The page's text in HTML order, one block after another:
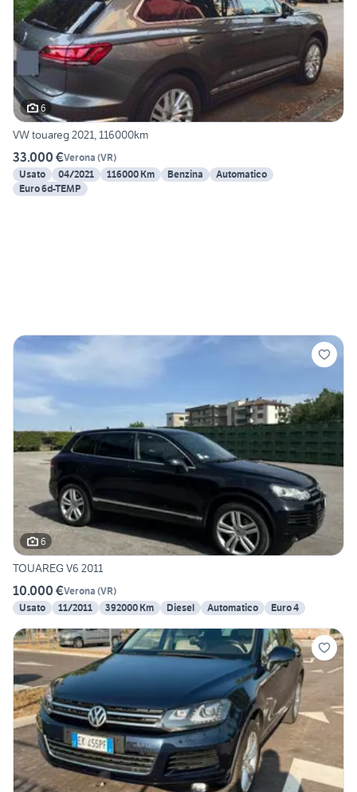
6
VW touareg 2021, 116000km
33.000 €Verona (VR)
Usato
04/2021 116000 Km Benzina
Automatico
Euro 6d-TEMP
6
TOUAREG V6 2011
10.000 €Verona (VR)
Usato
11/2011 392000 Km Diesel Automatico Euro 4